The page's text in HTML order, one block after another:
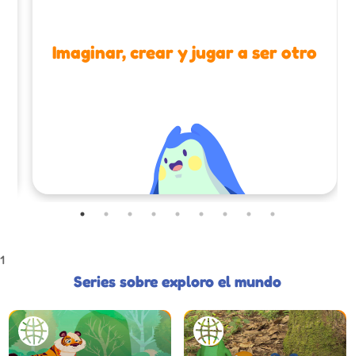
Imaginar, crear y jugar a ser otro
1
Series sobre exploro el mundo